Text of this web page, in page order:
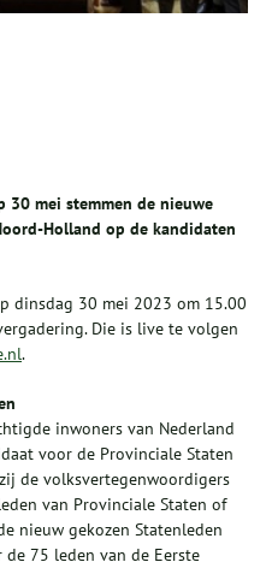
30 mei stemmen de nieuwe
Holland op de kandidaten
dinsdag 30 mei 2023 om 15.00
Die is live te volgen
.
inwoners van Nederland
voor de Provinciale Staten
de volksvertegenwoordigers
van Provinciale Staten of
nieuw gekozen Statenleden
75 leden van de Eerste